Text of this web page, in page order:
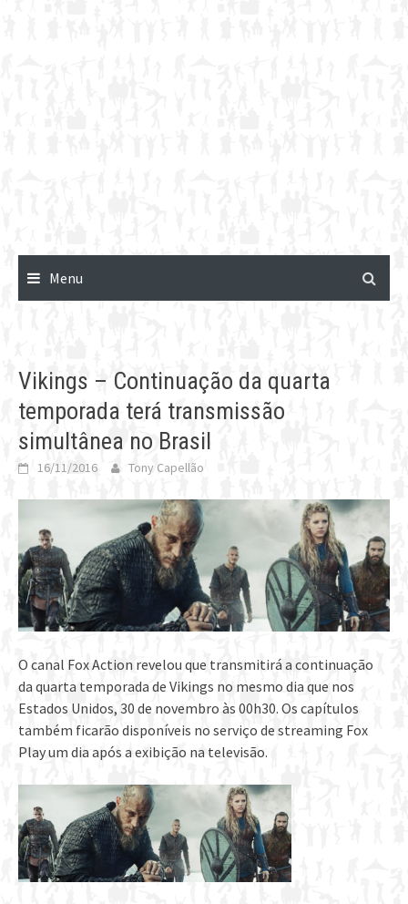
Menu
Vikings – Continuação da quarta
temporada terá transmissão
simultânea no Brasil
16/11/2016 Tony Capellão
O canal Fox Action revelou que transmitirá a continuação
da quarta temporada de Vikings no mesmo dia que nos
Estados Unidos, 30 de novembro às 00h30. Os capítulos
também ficarão disponíveis no serviço de streaming Fox
Play um dia após a exibição na televisão.